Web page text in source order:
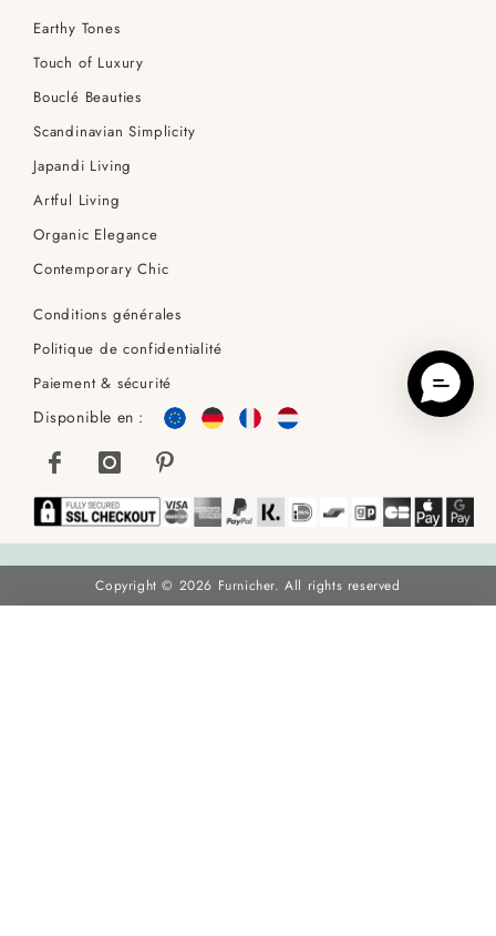
Earthy Tones
Touch of Luxury
Bouclé Beauties
Scandinavian Simplicity
Japandi Living
Artful Living
Organic Elegance
Contemporary Chic
Conditions générales
Politique de confidentialité
Paiement & sécurité
Disponible en :
Copyright © 2026 Furnicher. All rights reserved